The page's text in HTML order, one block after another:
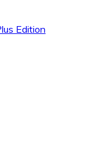
Edition